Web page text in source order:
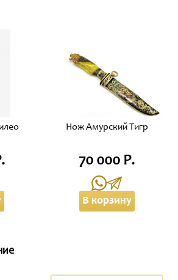
Нож Амурский Тигр
70 000 Р.
В корзину